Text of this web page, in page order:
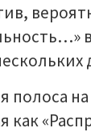
полоса
как